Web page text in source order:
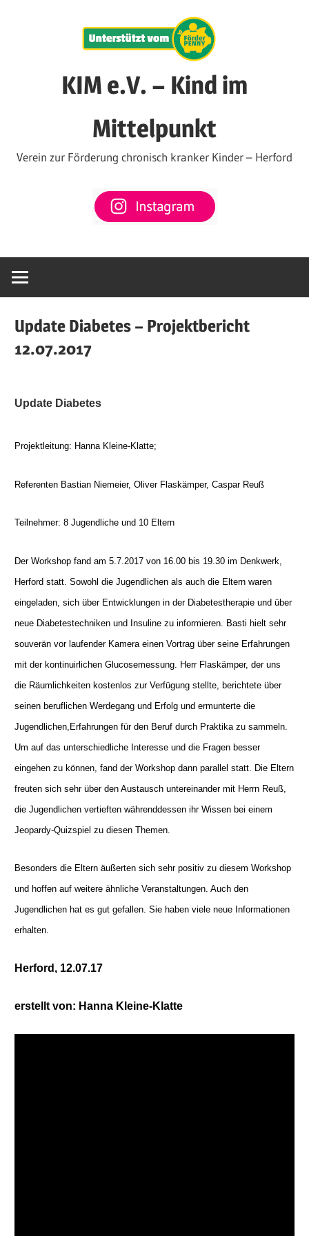
KIM e.V. – Kind im
Mittelpunkt
Verein zur Förderung chronisch kranker Kinder – Herford
Update Diabetes – Projektbericht
12.07.2017
Update Diabetes
Projektleitung: Hanna Kleine-Klatte;
Referenten Bastian Niemeier, Oliver Flaskämper, Caspar Reuß
Teilnehmer: 8 Jugendliche und 10 Eltern
Der Workshop fand am 5.7.2017 von 16.00 bis 19.30 im Denkwerk,
Herford statt. Sowohl die Jugendlichen als auch die Eltern waren
eingeladen, sich über Entwicklungen in der Diabetestherapie und über
neue Diabetestechniken und Insuline zu informieren. Basti hielt sehr
souverän vor laufender Kamera einen Vortrag über seine Erfahrungen
mit der kontinuirlichen Glucosemessung. Herr Flaskämper, der uns
die Räumlichkeiten kostenlos zur Verfügung stellte, berichtete über
seinen beruflichen Werdegang und Erfolg und ermunterte die
Jugendlichen,Erfahrungen für den Beruf durch Praktika zu sammeln.
Um auf das unterschiedliche Interesse und die Fragen besser
eingehen zu können, fand der Workshop dann parallel statt. Die Eltern
freuten sich sehr über den Austausch untereinander mit Herrn Reuß,
die Jugendlichen vertieften währenddessen ihr Wissen bei einem
Jeopardy-Quizspiel zu diesen Themen.
Besonders die Eltern äußerten sich sehr positiv zu diesem Workshop
und hoffen auf weitere ähnliche Veranstaltungen. Auch den
Jugendlichen hat es gut gefallen. Sie haben viele neue Informationen
erhalten.
Herford, 12.07.17
erstellt von: Hanna Kleine-Klatte